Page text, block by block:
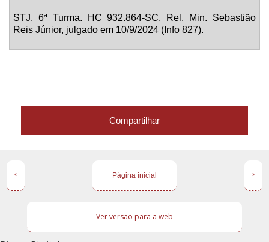
STJ. 6ª Turma. HC 932.864-SC, Rel. Min. Sebastião
Reis Júnior, julgado em 10/9/2024 (Info 827).
Compartilhar
‹ ›
Página inicial
Ver versão para a web